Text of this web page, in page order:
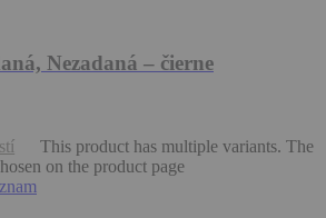
Nezadaná – čierne
This product has multiple variants. The
on the product page